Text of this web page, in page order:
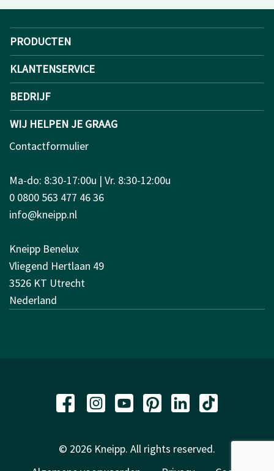
PRODUCTEN
KLANTENSERVICE
BEDRIJF
WIJ HELPEN JE GRAAG
Contactformulier
Ma-do: 8:30-17:00u | Vr. 8:30-12:00u
0 0800 563 477 46 36
info@kneipp.nl
Kneipp Benelux
Vliegend Hertlaan 49
3526 KT Utrecht
Nederland
© 2026 Kneipp. All rights reserved.